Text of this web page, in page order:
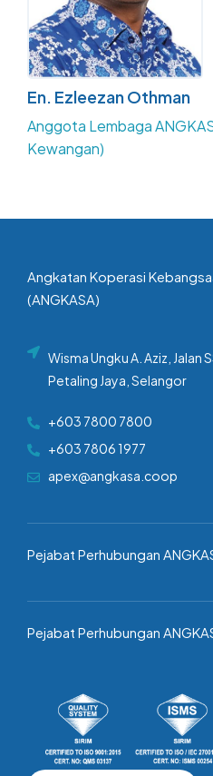
En. Ezleezan Othman
Anggota Lembaga
Kewangan)
Angkatan Koperasi
(ANGKASA)
Wisma Ungku A. Aziz, Jalan
Petaling Jaya, Selangor
+603 7800 7800
+603 7806 1977
apex@angkasa.coop
Pejabat Perhubungan
Pejabat Perhubungan